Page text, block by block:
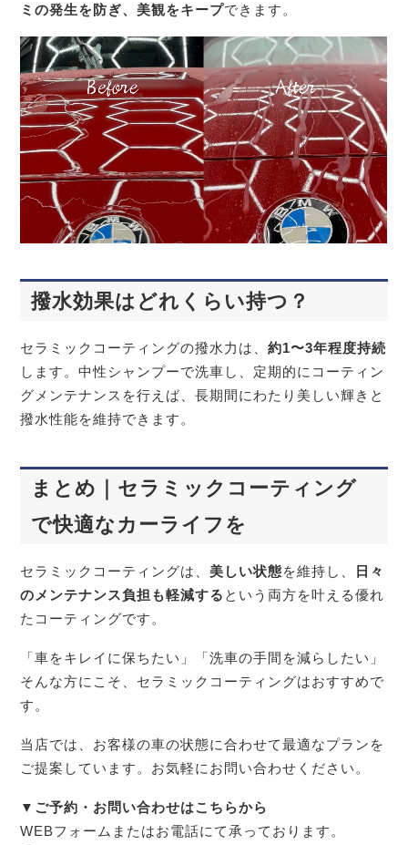
ミの発生を防ぎ、美観をキープできます。
撥水効果はどれくらい持つ？
セラミックコーティングの撥水力は、約1〜3年程度持続
します。中性シャンプーで洗車し、定期的にコーティン
グメンテナンスを行えば、長期間にわたり美しい輝きと
撥水性能を維持できます。
まとめ｜セラミックコーティング
で快適なカーライフを
セラミックコーティングは、美しい状態を維持し、
日々
のメンテナンス負担も軽減する という両方を叶える優れ
たコーティングです。
「車をキレイに保ちたい」「洗車の手間を減らしたい」
そんな方にこそ、セラミックコーティングはおすすめで
す。
当店では、お客様の車の状態に合わせて最適なプランを
ご提案しています。お気軽にお問い合わせください。
▼ご予約・お問い合わせはこちらから
WEBフォームまたはお電話にて承っております。